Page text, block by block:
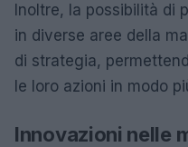
Inoltre, la possibilità di
in diverse aree della
di strategia,
le loro azioni in modo
Innovazioni nelle